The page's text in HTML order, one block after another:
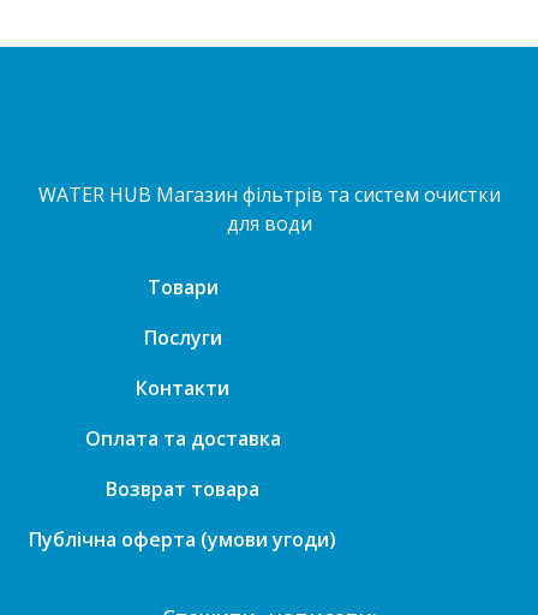
WATER HUB Магазин фільтрів та систем очистки
для води
Товари
Послуги
Контакти
Оплата та доставка
Возврат товара
Публічна оферта (умови угоди)